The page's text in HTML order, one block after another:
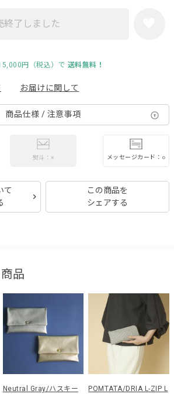
終了しました
円（税込）で 送料無料！
お届けに関して
商品仕様 / 注意事項
熨斗：× メッセージカード：○
て
この商品を
シェアする
品
Neutral Gray/ハスキー
POMTATA/DRIA L-ZIP L